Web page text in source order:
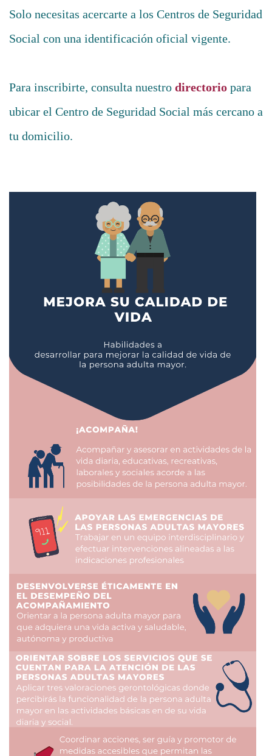
Solo necesitas acercarte a los Centros de Seguridad
Social con una identificación oficial vigente.
Para inscribirte, consulta nuestro directorio para
ubicar el Centro de Seguridad Social más cercano a
tu domicilio.